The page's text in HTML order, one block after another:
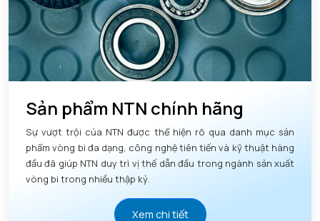
Sản phẩm NTN chính hãng
Sự vượt trội của NTN được thể hiện rõ qua danh mục sản
phẩm vòng bi đa dạng, công nghệ tiên tiến và kỹ thuật hàng
đầu đã giúp NTN duy trì vị thế dẫn đầu trong ngành sản xuất
vòng bi trong nhiều thập kỷ.
Xem chi tiết